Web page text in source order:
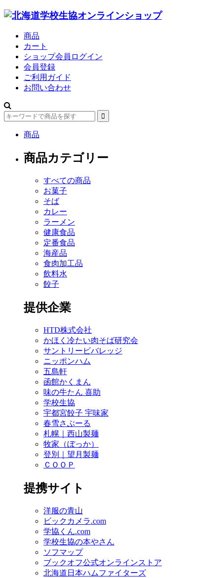
商品
カート
ショップ会員ログイン
会員登録
ご利用ガイド
お問い合わせ
商品
商品カテゴリー
すべての商品
お菓子
そば
カレー
ラーメン
健康食品
定番食品
海産品
食肉加工品
飲料水
餃子
提供企業
HTD株式会社
かほく冷たい肉そば研究会
サントリービバレッジ
ニッポンハム
五島軒
函館かくまん
味の牛たん 喜助
学校生協
宇都宮餃子 宇味家
春雪さぶーる
札幌｜西山製麺
牧家（ぼっか）
登別｜望月製麺
ＣＯＯＰ
提携サイト
洋服の青山
ビックカメラ.com
学協くん.com
学校生協の本やさん
ソフマップ
ブックオフ公式オンラインストア
北海道日本ハムファイターズ